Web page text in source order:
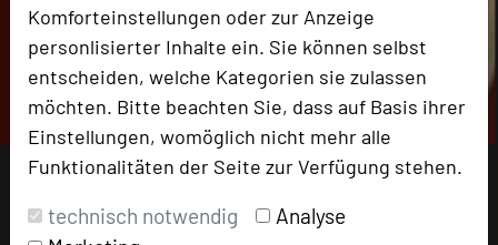
Komforteinstellungen oder zur Anzeige
personlisierter Inhalte ein. Sie können selbst
entscheiden, welche Kategorien sie zulassen
möchten. Bitte beachten Sie, dass auf Basis ihrer
Einstellungen, womöglich nicht mehr alle
Funktionalitäten der Seite zur Verfügung stehen.
technisch notwendig
Analyse